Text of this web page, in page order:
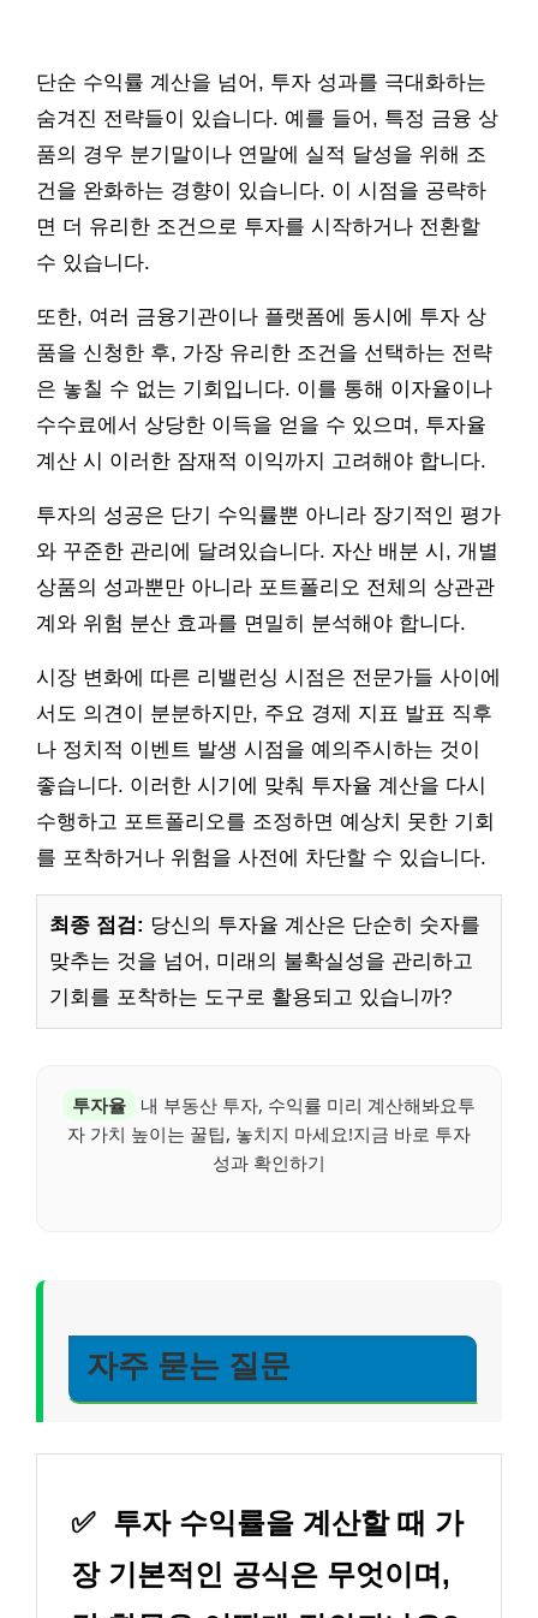
단순 수익률 계산을 넘어, 투자 성과를 극대화하는
숨겨진 전략들이 있습니다. 예를 들어, 특정 금융 상
품의 경우 분기말이나 연말에 실적 달성을 위해 조
건을 완화하는 경향이 있습니다. 이 시점을 공략하
면 더 유리한 조건으로 투자를 시작하거나 전환할
수 있습니다.
또한, 여러 금융기관이나 플랫폼에 동시에 투자 상
품을 신청한 후, 가장 유리한 조건을 선택하는 전략
은 놓칠 수 없는 기회입니다. 이를 통해 이자율이나
수수료에서 상당한 이득을 얻을 수 있으며, 투자율
계산 시 이러한 잠재적 이익까지 고려해야 합니다.
투자의 성공은 단기 수익률뿐 아니라 장기적인 평가
와 꾸준한 관리에 달려있습니다. 자산 배분 시, 개별
상품의 성과뿐만 아니라 포트폴리오 전체의 상관관
계와 위험 분산 효과를 면밀히 분석해야 합니다.
시장 변화에 따른 리밸런싱 시점은 전문가들 사이에
서도 의견이 분분하지만, 주요 경제 지표 발표 직후
나 정치적 이벤트 발생 시점을 예의주시하는 것이
좋습니다. 이러한 시기에 맞춰 투자율 계산을 다시
수행하고 포트폴리오를 조정하면 예상치 못한 기회
를 포착하거나 위험을 사전에 차단할 수 있습니다.
최종 점검: 당신의 투자율 계산은 단순히 숫자를
맞추는 것을 넘어, 미래의 불확실성을 관리하고
기회를 포착하는 도구로 활용되고 있습니까?
투자율
내 부동산 투자, 수익률 미리 계산해봐요투
자 가치 높이는 꿀팁, 놓치지 마세요!지금 바로 투자
성과 확인하기
자주 묻는 질문
✅ 투자 수익률을 계산할 때 가
장 기본적인 공식은 무엇이며,